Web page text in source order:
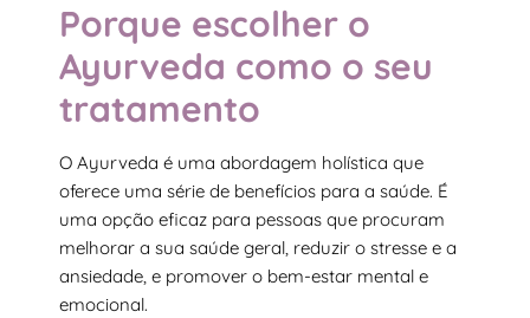
Porque escolher o
Ayurveda como o seu
tratamento
O Ayurveda é uma abordagem holística que
oferece uma série de benefícios para a saúde. É
uma opção eficaz para pessoas que procuram
melhorar a sua saúde geral, reduzir o stresse e a
ansiedade, e promover o bem-estar mental e
emocional.